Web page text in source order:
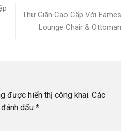
Thư Giãn Cao Cấp Với Eames
Lounge Chair & Ottoman
được hiển thị công khai. Các
dấu *